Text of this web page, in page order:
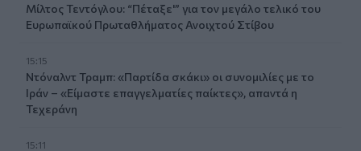
Μίλτος Τεντόγλου: “Πέταξε'” για τον μεγάλο τελικό του
Ευρωπαϊκού Πρωταθλήματος Ανοιχτού Στίβου
15:15
Ντόναλντ Τραμπ: «Παρτίδα σκάκι» οι συνομιλίες με το
Ιράν – «Είμαστε επαγγελματίες παίκτες», απαντά η
Τεχεράνη
15:11